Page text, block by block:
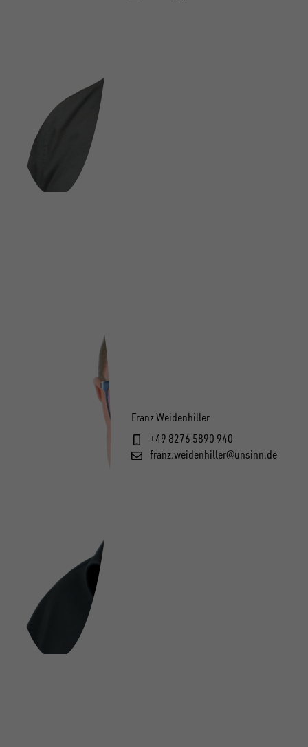
Franz Weidenhiller
+49 8276 5890 940
franz.weidenhiller@unsinn.de